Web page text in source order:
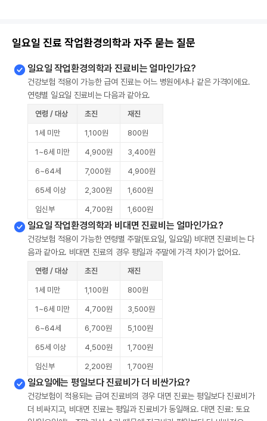
일요일 진료 작업환경의학과 자주 묻는 질문
일요일 작업환경의학과 진료비는 얼마인가요?
건강보험 적용이 가능한 급여 진료는 어느 병원에서나 같은 가격이에요.
연령별 일요일 진료비는 다음과 같아요.
연령 / 대상 초진 재진
1세 미만 1,100원 800원
1~6세 미만 4,900원 3,400원
6~64세 7,000원 4,900원
65세 이상 2,300원 1,600원
임신부 4,700원 1,600원
일요일 작업환경의학과 비대면 진료비는 얼마인가요?
건강보험 적용이 가능한 연령별 주말(토요일, 일요일) 비대면 진료비는 다
음과 같아요. 비대면 진료의 경우 평일과 주말에 가격 차이가 없어요.
연령 / 대상 초진 재진
1세 미만 1,100원 800원
1~6세 미만 4,700원 3,500원
6~64세 6,700원 5,100원
65세 이상 4,500원 1,700원
임신부 2,200원 1,700원
일요일에는 평일보다 진료비가 더 비싼가요?
건강보험이 적용되는 급여 진료비의 경우 대면 진료는 평일보다 진료비가
더 비싸지고, 비대면 진료는 평일과 진료비가 동일해요. 대면 진료: 토요